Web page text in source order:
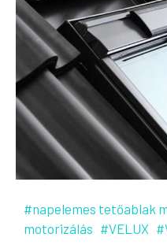
#napelemes tetőablak
motorizálás #VELUX